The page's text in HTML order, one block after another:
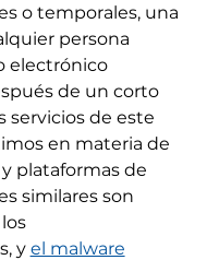
o temporales, una
persona
electrónico
de un corto
servicios de este
en materia de
plataformas de
similares son
y el malware